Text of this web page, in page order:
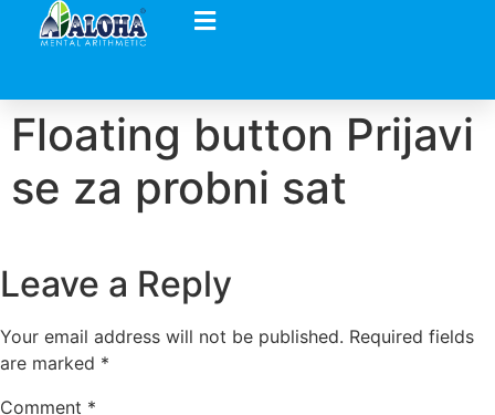
Floating button Prijavi
se za probni sat
Leave a Reply
Your email address will not be published. Required fields
are marked *
Comment *